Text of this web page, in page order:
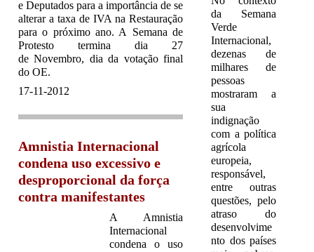
e Deputados para a importância de se
alterar a taxa de IVA na Restauração
para o próximo ano. A Semana de
Protesto termina dia 27
de Novembro, dia da votação final
do OE.
17-11-2012
Amnistia Internacional
condena uso excessivo e
desproporcional da força
contra manifestantes
A Amnistia
Internacional
condena o uso
da Semana
Verde
Internacional,
dezenas de
milhares de
pessoas
mostraram a
sua
indignação
com a política
agrícola
europeia,
responsável,
entre outras
questões, pelo
atraso do
desenvolvime
nto dos países